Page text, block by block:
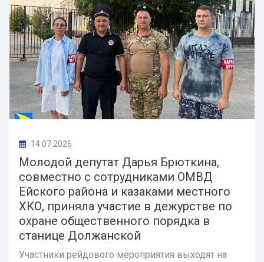
14.07.2026
Молодой депутат Дарья Брюткина,
совместно с сотрудниками ОМВД
Ейского района и казаками местного
ХКО, приняла участие в дежурстве по
охране общественного порядка в
станице Должанской
Участники рейдового мероприятия выходят на